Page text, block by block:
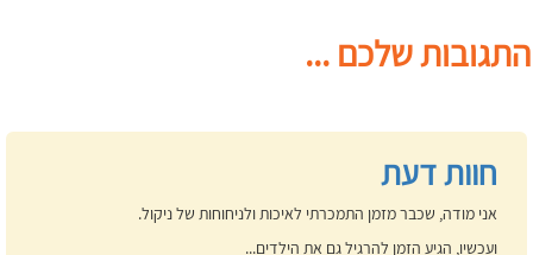
התגובות שלכם ...
חוות דעת
אני מודה, שכבר מזמן התמכרתי לאיכות ולניחוחות של ניקול.
ועכשיו, הגיע הזמן להרגיל גם את הילדים...